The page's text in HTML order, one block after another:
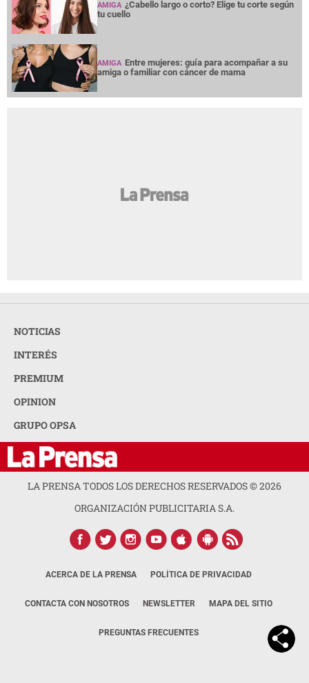
AMIGA ¿Cabello largo o corto? Elige tu corte según
tu cuello
AMIGA Entre mujeres: guía para acompañar a su
amiga o familiar con cáncer de mama
NOTICIAS
INTERÉS
PREMIUM
OPINION
GRUPO OPSA
LA PRENSA TODOS LOS DERECHOS RESERVADOS ©2026
ORGANIZACIÓN PUBLICITARIA S.A.
ACERCA DE LA PRENSA POLÍTICA DE PRIVACIDAD
CONTACTA CON NOSOTROS NEWSLETTER MAPA DEL SITIO
PREGUNTAS FRECUENTES